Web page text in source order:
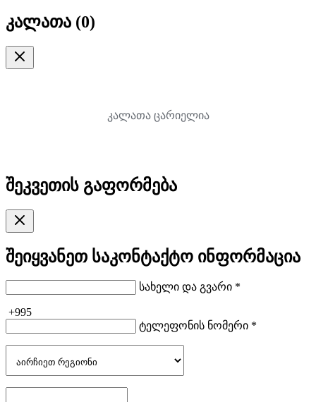
კალათა (0)
კალათა ცარიელია
შეკვეთის გაფორმება
შეიყვანეთ საკონტაქტო ინფორმაცია
სახელი და გვარი *
+995
ტელეფონის ნომერი *